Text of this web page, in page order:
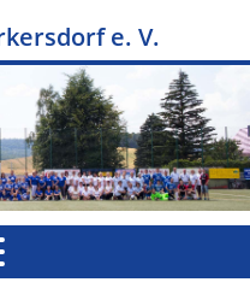
e. V.